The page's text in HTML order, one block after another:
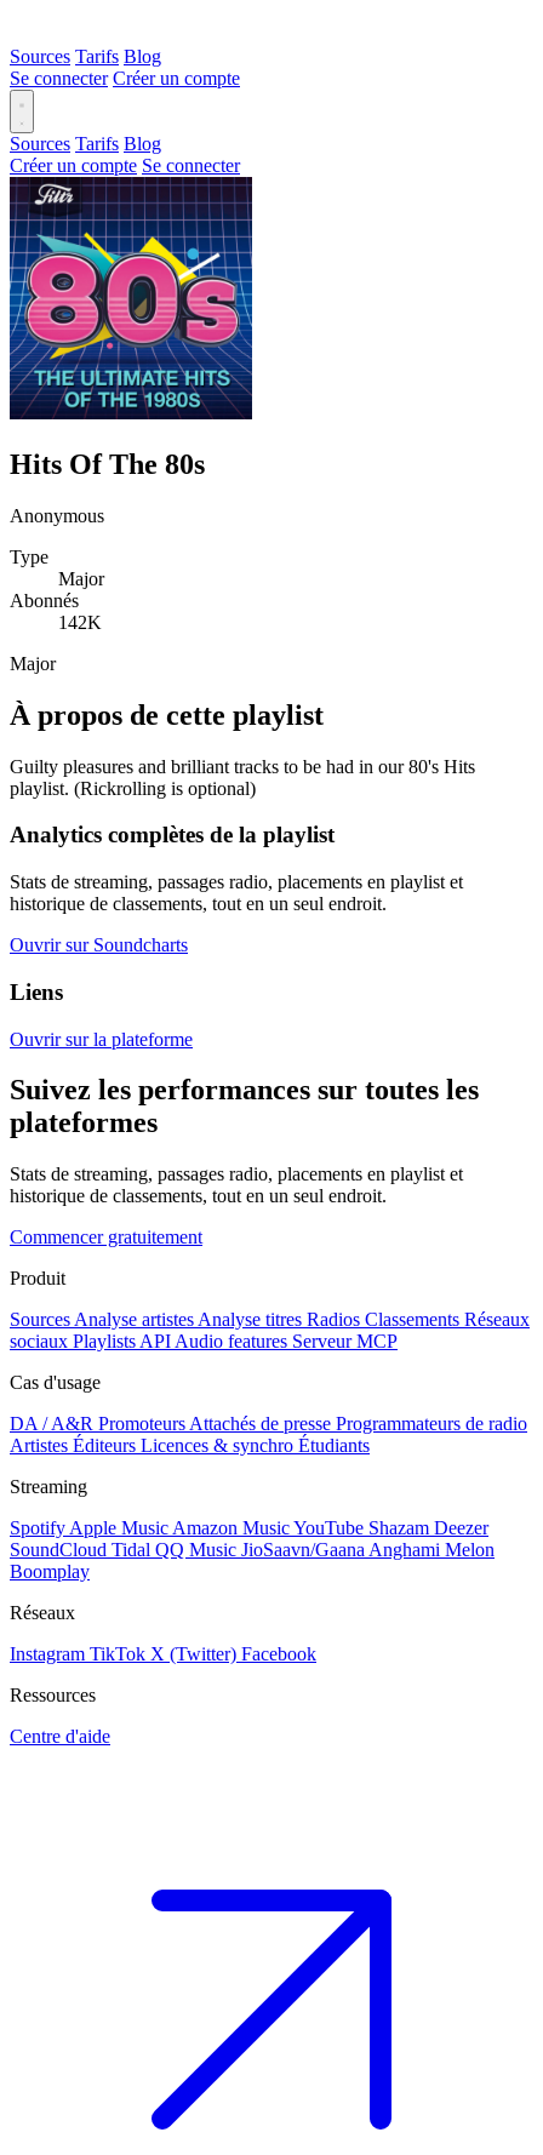
Sources Tarifs Blog
Se connecter Créer un compte
Sources Tarifs Blog
Créer un compte Se connecter
Hits Of The 80s
Anonymous
Type
Major
Abonnés
142K
Major
À propos de cette playlist
Guilty pleasures and brilliant tracks to be had in our 80's Hits
playlist. (Rickrolling is optional)
Analytics complètes de la playlist
Stats de streaming, passages radio, placements en playlist et
historique de classements, tout en un seul endroit.
Ouvrir sur Soundcharts
Liens
Ouvrir sur la plateforme
Suivez les performances sur toutes les
plateformes
Stats de streaming, passages radio, placements en playlist et
historique de classements, tout en un seul endroit.
Commencer gratuitement
Produit
Sources Analyse artistes Analyse titres Radios Classements Réseaux
sociaux Playlists API Audio features Serveur MCP
Cas d'usage
DA / A&R Promoteurs Attachés de presse Programmateurs de radio
Artistes Éditeurs Licences & synchro Étudiants
Streaming
Spotify Apple Music Amazon MusicYouTube Shazam Deezer
SoundCloud Tidal QQ Music JioSaavn/Gaana Anghami Melon
Boomplay
Réseaux
Instagram TikTok X (Twitter) Facebook
Ressources
Centre d'aide